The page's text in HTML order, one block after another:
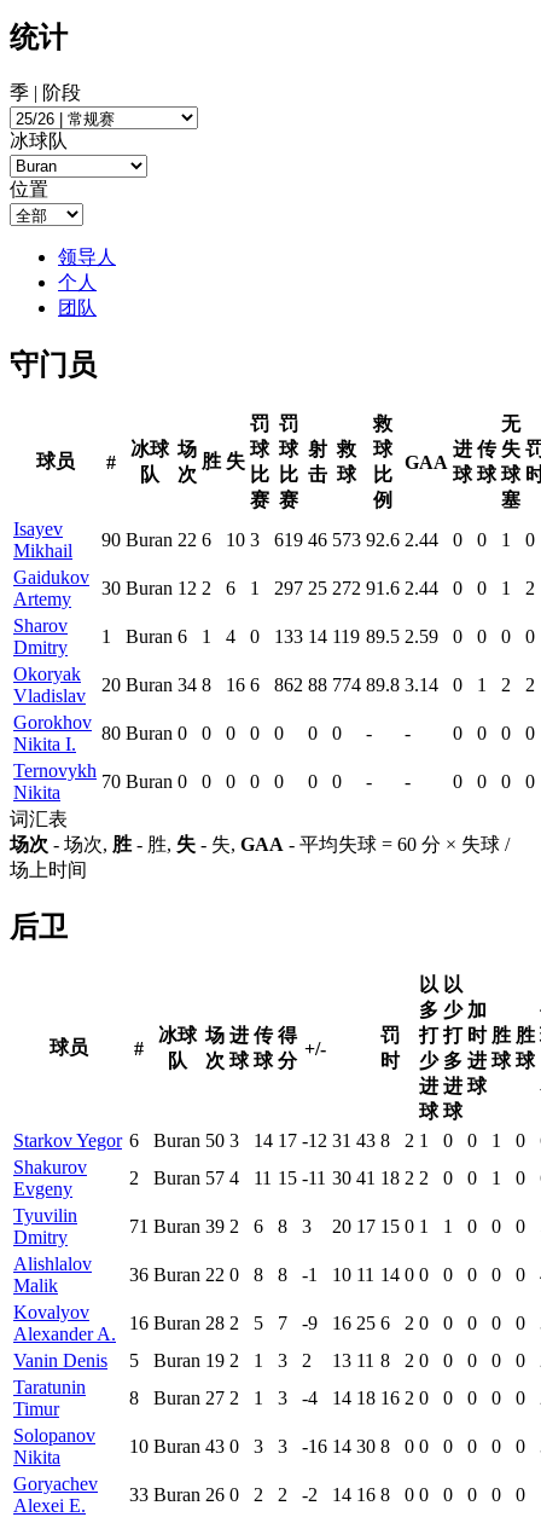
统计
季 | 阶段
冰球队
位置
领导人
个人
团队
守门员
球员 #
冰球
队
场
次
胜 失
罚
球
比
赛
罚
球
比
赛
射
击
救
球
救
球
比
例
GAA
进
球
传
球
无
失
球
塞
Isayev
Mikhail
90 Buran 22 6 10 3 619 46 573 92.6 2.44 0 0 1
0
Gaidukov
Artemy
30 Buran 12 2 6 1 297 25 272 91.6 2.44 0 0 1
2
Sharov
Dmitry
1 Buran 6 1 4 0 133 14 119 89.5 2.59 0 0 0
0
Okoryak
Vladislav
20 Buran 34 8 16 6 862 88 774 89.8 3.14 0 1 2
2
Gorokhov
Nikita I.
80 Buran 0 0 0 0 0 0 0 - - 0 0 0
0
Ternovykh
Nikita
70 Buran 0 0 0 0 0 0 0 - - 0 0 0
0
词汇表
场次 - 场次, 胜 - 胜, 失 - 失, GAA - 平均失球 = 60 分 × 失球 /
场上时间
后卫
球员 #
冰球
队
场
次
进
球
传
球
得
分
+/-
罚
时
以
多
打
少
进
球
以
少
打
多
进
球
加
时
进
球
胜
球
胜
球
Starkov Yegor 6 Buran 50 3 14 17 -12 31 43 8 2 1 0 0 1 0
Shakurov
Evgeny
2 Buran 57 4 11 15 -11 30 41 18 2 2 0 0 1 0
Tyuvilin
Dmitry
71 Buran 39 2 6 8 3 20 17 15 0 1 1 0 0 0
Alishlalov
Malik
36 Buran 22 0 8 8 -1 10 11 14 0 0 0 0 0 0
Kovalyov
Alexander A.
16 Buran 28 2 5 7 -9 16 25 6 2 0 0 0 0 0
Vanin Denis
5 Buran 19 2 1 3 2 13 11 8 2 0 0 0 0 0
Taratunin
Timur
8 Buran 27 2 1 3 -4 14 18 16 2 0 0 0 0 0
Solopanov
Nikita
10 Buran 43 0 3 3 -16 14 30 8 0 0 0 0 0 0
Goryachev
Alexei E.
33 Buran 26 0 2 2 -2 14 16 8 0 0 0 0 0 0